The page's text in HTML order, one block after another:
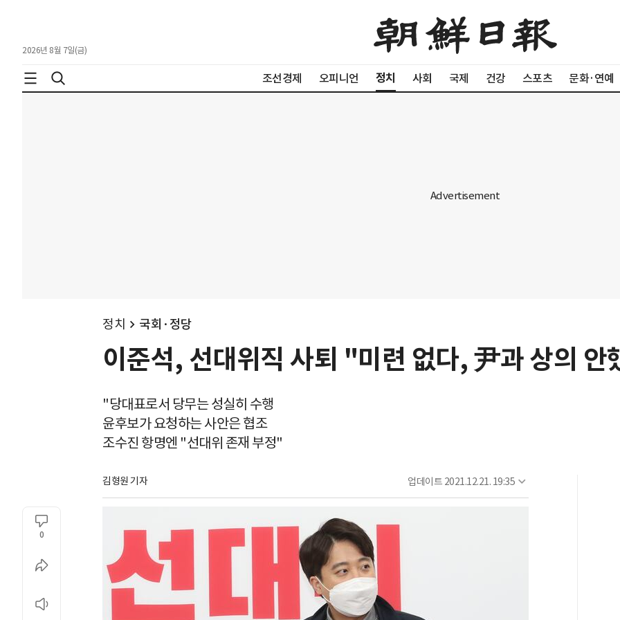
2026년 8월 7일(금)
조선경제 오피니언 정치 사회 국제 건강 스포츠 문화·연예
정치 국회·정당
이준석, 선대위직 사퇴 "미련 없다, 尹과 상의 안
"당대표로서 당무는 성실히 수행
윤후보가 요청하는 사안은 협조
조수진 항명엔 "선대위 존재 부정"
김형원 기자 업데이트 2021.12.21. 19:35
0